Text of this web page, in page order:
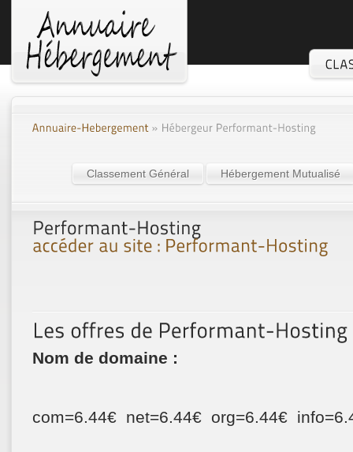
Classement Général Hébergement Mutualisé
Nom de domaine :
com=6.44€ net=6.44€ org=6.44€